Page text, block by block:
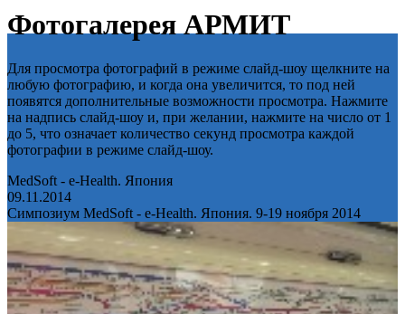
Фотогалерея АРМИТ
Для просмотра фотографий в режиме слайд-шоу щелкните на
любую фотографию, и когда она увеличится, то под ней
появятся дополнительные возможности просмотра. Нажмите
на надпись слайд-шоу и, при желании, нажмите на число от 1
до 5, что означает количество секунд просмотра каждой
фотографии в режиме слайд-шоу.
MedSoft - e-Health. Япония
09.11.2014
Симпозиум MedSoft - e-Health. Япония. 9-19 ноября 2014